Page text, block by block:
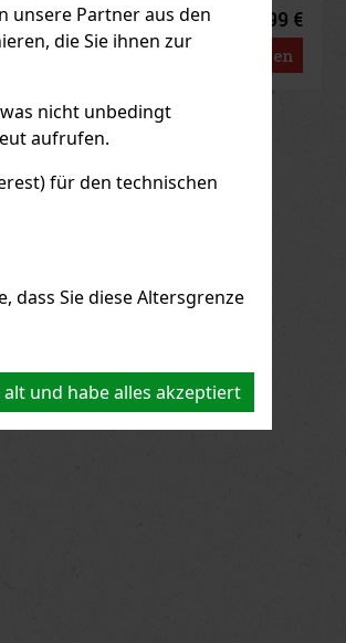
unsere Partner aus den
die Sie ihnen zur
nicht unbedingt
aufrufen.
für den technischen
dass Sie diese Altersgrenze
alt und habe alles akzeptiert
€ 6.53€ ohne VAT 7.90 €
Bestellen